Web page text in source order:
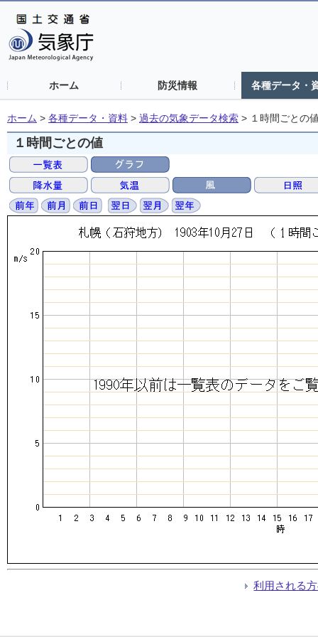
ホーム 防災情報 各種データ・
ホーム > 各種データ・資料 > 過去の気象データ検索 > １時間ごとの
１時間ごとの値
利用される